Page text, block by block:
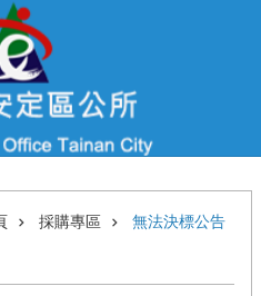
採購專區 無法決標公告